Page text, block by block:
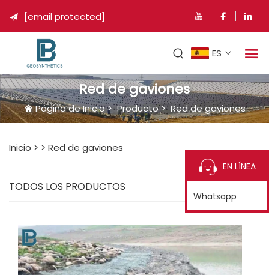
 [email protected]
ES
Red de gaviones
Página de Inicio>Producto>Red de gaviones
Inicio > > Red de gaviones
TODOS LOS PRODUCTOS
EN LÍNEA
Whatsapp